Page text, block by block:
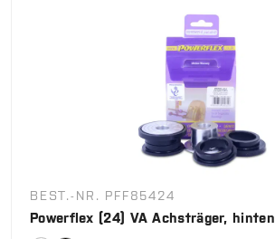
BEST.-NR. PFF85424
Powerflex (24) VA Achsträger, hinten